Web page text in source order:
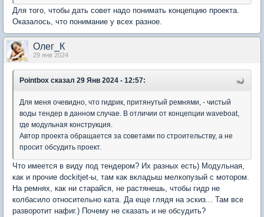
Для того, чтобы дать совет надо понимать концепцию проекта.
Оказалось, что понимание у всех разное.
Олег_К
29 янв 2024
Pointbox сказал 29 Янв 2024 - 12:57:
Для меня очевидно, что гидрик, притянутый ремнями, - чистый
воды тендер в данном случае. В отличии от концепции waveboat,
где модульная конструкция.
Автор проекта обращается за советами по строительству, а не
просит обсудить проект.
Что имеется в виду под тендером? Их разных есть) Модульная,
как и прочие dockitjet-ы, там как вкладыш мелкопузый с мотором.
На ремнях, как ни старайся, не растянешь, чтобы гидр не
колбасило относительно ката. Да еще глядя на эскиз... Там все
разворотит нафиг.) Почему не сказать и не обсудить?